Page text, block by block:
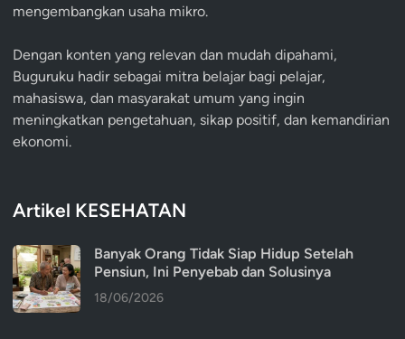
mengembangkan usaha mikro.
Dengan konten yang relevan dan mudah dipahami,
Buguruku hadir sebagai mitra belajar bagi pelajar,
mahasiswa, dan masyarakat umum yang ingin
meningkatkan pengetahuan, sikap positif, dan kemandirian
ekonomi.
Artikel KESEHATAN
Banyak Orang Tidak Siap Hidup Setelah
Pensiun, Ini Penyebab dan Solusinya
18/06/2026